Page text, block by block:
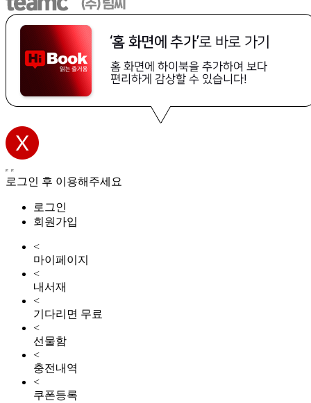
로그인 후 이용해주세요
로그인
회원가입
<
마이페이지
<
내서재
<
기다리면 무료
<
선물함
<
충전내역
<
쿠폰등록